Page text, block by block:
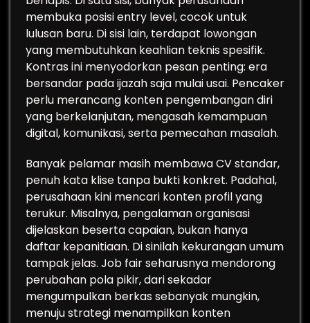
membuka posisi entry level, cocok untuk
lulusan baru. Di sisi lain, terdapat lowongan
yang membutuhkan keahlian teknis spesifik.
Kontras ini menyodorkan pesan penting: era
bersandar pada ijazah saja mulai usai. Pencaker
perlu merancang konten pengembangan diri
yang berkelanjutan, mengasah kemampuan
digital, komunikasi, serta pemecahan masalah.
Banyak pelamar masih membawa CV standar,
penuh kata klise tanpa bukti konkret. Padahal,
perusahaan kini mencari konten profil yang
terukur. Misalnya, pengalaman organisasi
dijelaskan beserta capaian, bukan hanya
daftar kepanitiaan. Di sinilah kekurangan umum
tampak jelas. Job fair seharusnya mendorong
perubahan pola pikir, dari sekadar
mengumpulkan berkas sebanyak mungkin,
menuju strategi menampilkan konten